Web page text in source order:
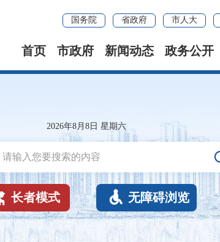
国务院 省政府 市人大
首页 市政府 新闻动态 政务公开
2026年8月8日 星期六
长者模式  无障碍浏览